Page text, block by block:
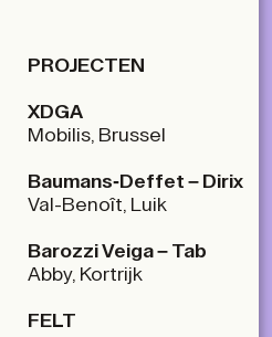
PROJECTEN
XDGA
Mobilis, Brussel
Baumans-Deffet – Dirix
Val-Benoît, Luik
Barozzi Veiga – Tab
Abby, Kortrijk
FELT